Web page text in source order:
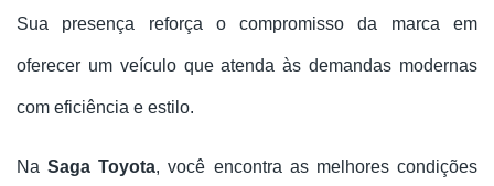
Sua presença reforça o compromisso da marca em
oferecer um veículo que atenda às demandas modernas
com eficiência e estilo.
Na Saga Toyota, você encontra as melhores condições